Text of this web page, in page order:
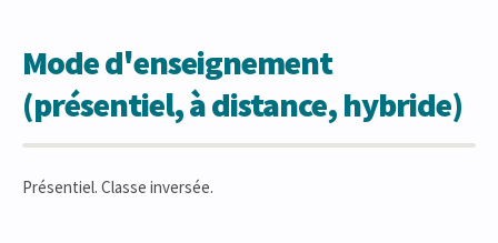
Mode d'enseignement
(présentiel, à distance, hybride)
Présentiel. Classe inversée.